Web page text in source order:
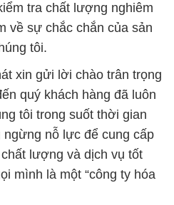
tra chất lượng nghiêm
về sự chắc chắn của sản
tôi.
xin gửi lời chào trân trọng
quý khách hàng đã luôn
tôi trong suốt thời gian
nỗ lực để cung cấp
lượng và dịch vụ tốt
mình là một “công ty hóa